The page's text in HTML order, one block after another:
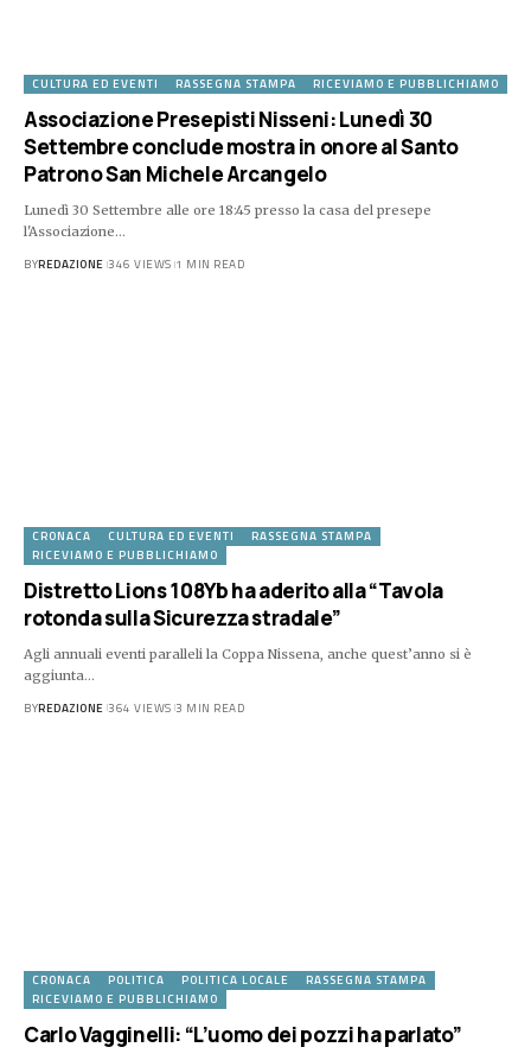
CULTURA ED EVENTI RASSEGNA STAMPA RICEVIAMO E PUBBLICHIAMO
Associazione Presepisti Nisseni: Lunedì 30
Settembre conclude mostra in onore al Santo
Patrono San Michele Arcangelo
Lunedì 30 Settembre alle ore 18:45 presso la casa del presepe
l'Associazione…
BYREDAZIONE 346 VIEWS 1 MIN READ
CRONACA CULTURA ED EVENTI
RASSEGNA STAMPA
RICEVIAMO E PUBBLICHIAMO
Distretto Lions 108Yb ha aderito alla “Tavola
rotonda sulla Sicurezza stradale”
Agli annuali eventi paralleli la Coppa Nissena, anche quest’anno si è
aggiunta…
BYREDAZIONE 364 VIEWS 3 MIN READ
CRONACA POLITICA POLITICA LOCALE
RASSEGNA STAMPA
RICEVIAMO E PUBBLICHIAMO
Carlo Vagginelli: “L’uomo dei pozzi ha parlato”